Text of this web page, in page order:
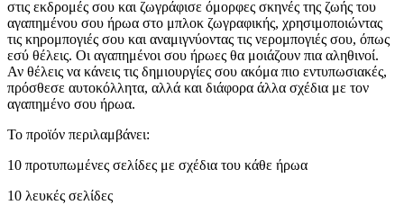
στις εκδρομές σου και ζωγράφισε όμορφες σκηνές της ζωής του
αγαπημένου σου ήρωα στο μπλοκ ζωγραφικής, χρησιμοποιώντας
τις κηρομπογιές σου και αναμιγνύοντας τις νερομπογιές σου, όπως
εσύ θέλεις. Οι αγαπημένοι σου ήρωες θα μοιάζουν πια αληθινοί.
Αν θέλεις να κάνεις τις δημιουργίες σου ακόμα πιο εντυπωσιακές,
πρόσθεσε αυτοκόλλητα, αλλά και διάφορα άλλα σχέδια με τον
αγαπημένο σου ήρωα.
To προϊόν περιλαμβάνει:
10 προτυπωμένες σελίδες με σχέδια του κάθε ήρωα
10 λευκές σελίδες